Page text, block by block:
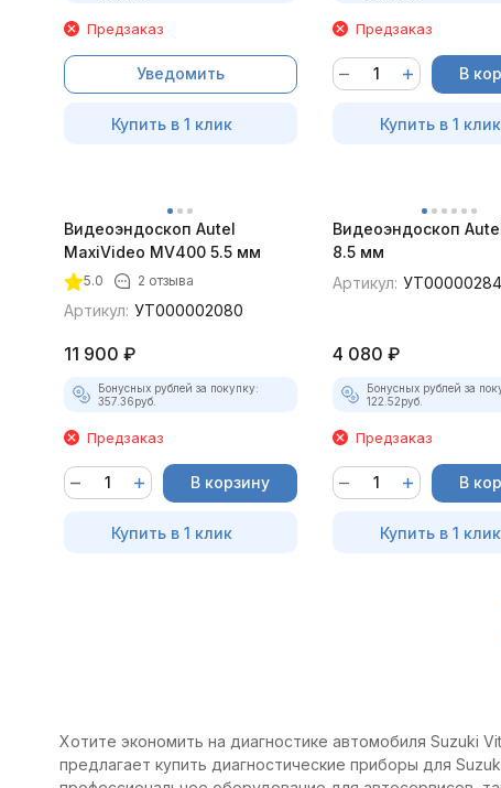
Предзаказ
Уведомить
Купить в 1 клик
Предзаказ
В
Купить в 1 клик
Видеоэндоскоп Autel
MaxiVideo MV400 5.5 мм
5.0 2 отзыва
Артикул: УТ000002080
11 900 ₽
Бонусных рублей за покупку:
357.36руб.
Предзаказ
В корзину
Купить в 1 клик
Видеоэндоскоп
8.5 мм
Артикул:
4 080 ₽
Бонусных рублей за
122.52руб.
Предзаказ
В
Купить в 1 клик
Хотите экономить на диагностике автомобиля Suzuki
предлагает купить диагностические приборы для